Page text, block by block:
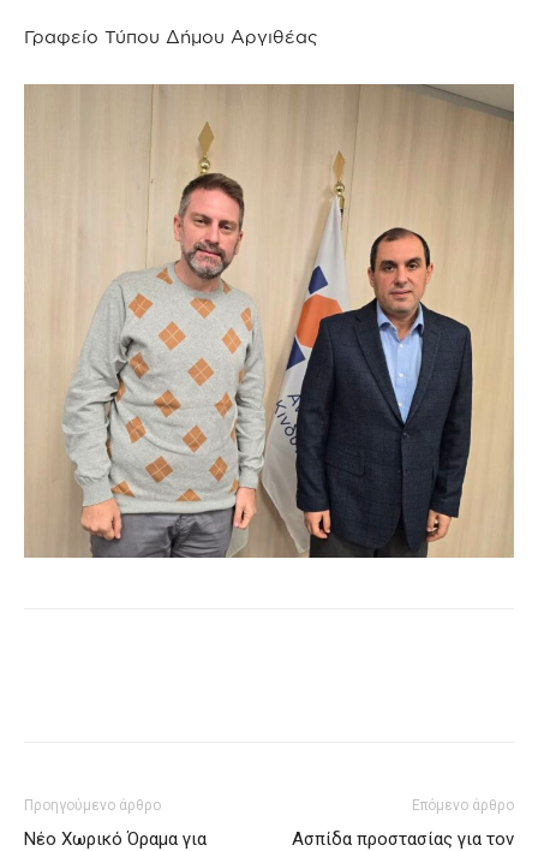
Γραφείο Τύπου Δήμου Αργιθέας
Προηγούμενο άρθρο
Νέο Χωρικό Όραμα για
Επόμενο άρθρο
Ασπίδα προστασίας για τον